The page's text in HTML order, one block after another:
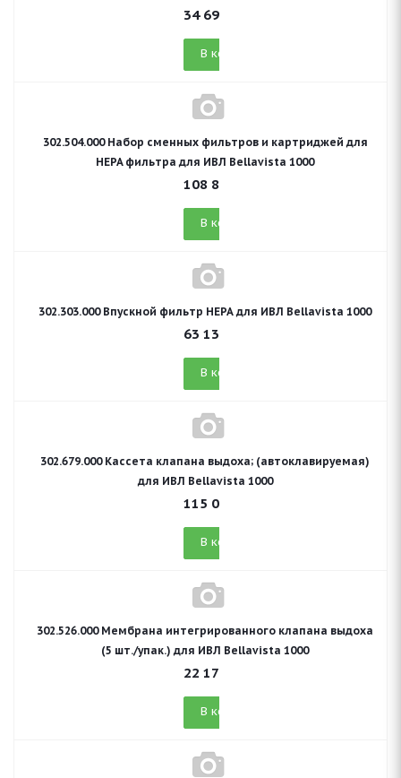
34 699
В корзину
302.504.000 Набор сменных фильтров и картриджей для
HEPA фильтра для ИВЛ Bellavista 1000
108 836
В корзину
302.303.000 Впускной фильтр НЕРА для ИВЛ Bellavista 1000
63 135
В корзину
302.679.000 Кассета клапана выдоха; (автоклавируемая)
для ИВЛ Bellavista 1000
115 099
В корзину
302.526.000 Мембрана интегрированного клапана выдоха
(5 шт./упак.) для ИВЛ Bellavista 1000
22 173
В корзину